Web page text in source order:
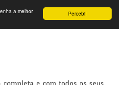
Percebi!
a melhor